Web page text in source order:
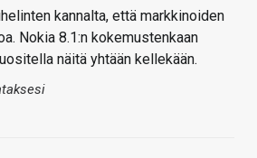
kannalta, että markkinoiden
Nokia 8.1:n kokemustenkaan
näitä yhtään kellekään.